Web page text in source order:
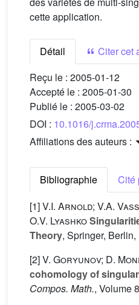
cette application.
Détail
Citer cet
Reçu le : 2005-01-12
Accepté le : 2005-01-30
Publié le : 2005-03-02
DOI : 10.1016/
Affiliations des auteurs :
Bibliographie
Cité
[1]V.I. Arnold; V.A.
O.V. Lyashko
Theory, Springer, Berlin,
[2]V. Goryunov; D.
cohomology of
Compos. Math., Volume